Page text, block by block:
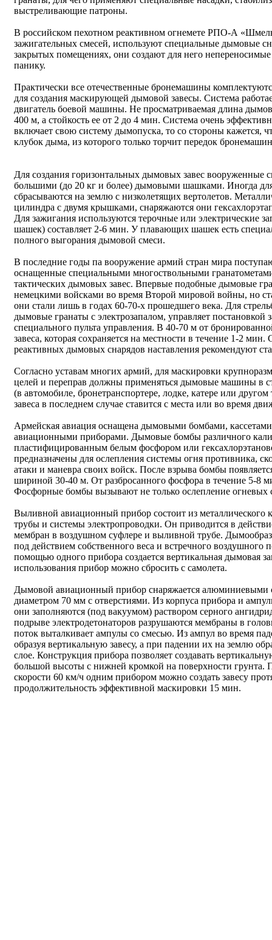
выстреливающие патроны.
В российском пехотном реактивном огнемете РПО-А
зажигательных смесей, используют специальные дымовые
закрытых помещениях, они создают для него
панику.
Практически все отечественные бронемашины
для создания маскирующей дымовой завесы. Система
двигатель боевой машины. Не просматриваемая длина
400 м, а стойкость ее от 2 до 4 мин. Система очень
включает свою систему дымопуска, то со стороны кажется,
клубок дыма, из которого только торчит передок
Для создания горизонтальных дымовых завес
большими (до 20 кг и более) дымовыми шашками. Иногда
сбрасываются на землю с низколетящих вертолетов.
цилиндра с двумя крышками, снаряжаются они
Для зажигания используются терочные или электрические
шашек) составляет 2-6 мин. У плавающих шашек есть
полного выгорания дымовой смеси.
В последние годы па вооружение армий стран мира
оснащенные специальными многоствольными
тактических дымовых завес. Впервые подобные дымовые
немецкими войсками во время Второй мировой войны, но
они стали лишь в годах 60-70-х прошедшего века. Для
дымовые гранаты с электрозапалом, управляет
специального пульта управления. В 40-70 м от
завеса, которая сохраняется на местности в течение 1-2
реактивных дымовых снарядов наставления рекомендуют
Согласно уставам многих армий, для маскировки
целей и переправ должны применяться дымовые машины в
(в автомобиле, бронетранспортере, лодке, катере или
завеса в последнем случае ставится с места или во время
Армейская авиация оснащена дымовыми бомбами,
авиационными приборами. Дымовые бомбы различного
пластифицированным белым фосфором или
предназначены для ослепления системы огня противника,
атаки и маневра своих войск. После взрыва бомбы
шириной 30-40 м. От разбросанного фосфора в течение 5-8
Фосфорные бомбы вызывают не только ослепление огневых
Выливной авиационный прибор состоит из металлического
трубы и системы электропроводки. Он приводится в
мембран в воздушном суфлере и выливной трубе.
под действием собственного веса и встречного воздушного
помощью одного прибора создается вертикальная дымовая
использования прибор можно сбросить с самолета.
Дымовой авиационный прибор снаряжается алюминиевыми
диаметром 70 мм с отверстиями. Из корпуса прибора и
они заполняются (под вакуумом) раствором серного
подрыве электродетонаторов разрушаются мембраны в
поток выталкивает ампулы со смесью. Из ампул во время
образуя вертикальную завесу, а при падении их на землю
слое. Конструкция прибора позволяет создавать
большой высоты с нижней кромкой на поверхности грунта.
скорости 60 км/ч одним прибором можно создать завесу
продолжительность эффективной маскировки 15 мин.